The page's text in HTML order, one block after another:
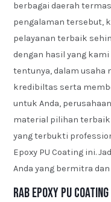
berbagai daerah
pengalaman tersebut,
pelayanan terbaik
dengan hasil yang
tentunya, dalam usaha
kredibiltas serta
untuk Anda,
material pilihan terbaik
yang terbukti
Epoxy PU Coating ini.
Anda yang bermitra
RAB Epoxy PU